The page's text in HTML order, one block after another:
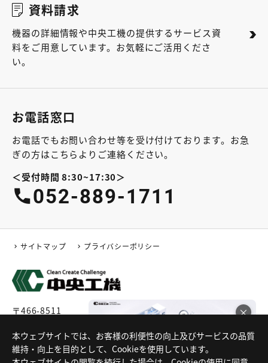
本ウェブサイトでは、お客様の利便性の向上及びサービスの品質
維持・向上を目的として、Cookieを使用しています。
資料請求
機器の詳細情報や中央工機の提供するサービス資
料をご用意しています。お気軽にご活用くださ
い。
お電話窓口
お電話でもお問い合わせ等を受け付けております。お急
ぎの方はこちらよりご連絡ください。
＜受付時間 8:30~17:30＞
052-889-1711
サイトマップ プライバシーポリシー
〒466-8511
電話番号:052-889-1711 (代表)
×
FA特化サイト公開中！！